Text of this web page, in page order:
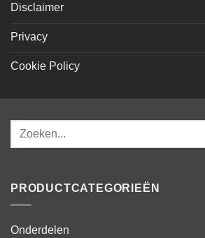
Disclaimer
Privacy
Cookie Policy
Zoeken
PRODUCTCATEGORIEËN
Onderdelen